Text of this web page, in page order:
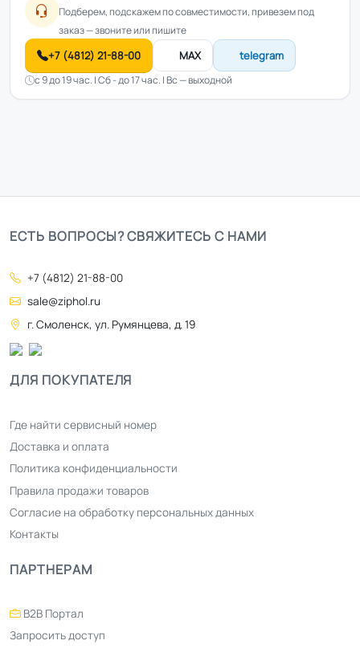
Подберем, подскажем по совместимости, привезем под
заказ — звоните или пишите
+7 (4812) 21-88-00 MAX telegram
с 9 до 19 час. | Сб - до 17 час. | Вс — выходной
ЕСТЬ ВОПРОСЫ? СВЯЖИТЕСЬ С НАМИ
+7 (4812) 21-88-00
sale@ziphol.ru
г. Смоленск, ул. Румянцева, д. 19
ДЛЯ ПОКУПАТЕЛЯ
Где найти сервисный номер
Доставка и оплата
Политика конфиденциальности
Правила продажи товаров
Согласие на обработку персональных данных
Контакты
ПАРТНЕРАМ
B2B Портал
Запросить доступ